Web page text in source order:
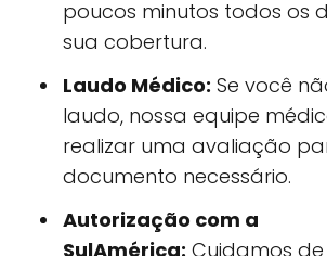
poucos minutos todos os
sua cobertura.
Laudo Médico: Se você
laudo, nossa equipe
realizar uma avaliação
documento necessário.
Autorização com a
SulAmérica: Cuidamos